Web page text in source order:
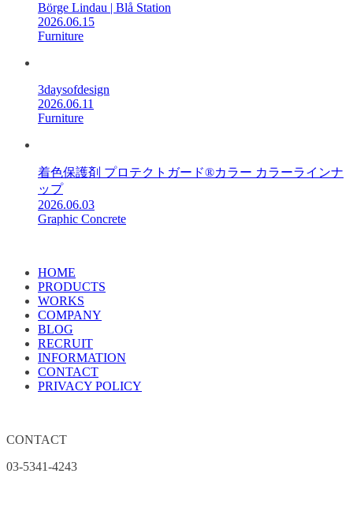
Börge Lindau | Blå Station
2026.06.15
Furniture
3daysofdesign
2026.06.11
Furniture
着色保護剤 プロテクトガード®カラー カラーラインナ
ップ
2026.06.03
Graphic Concrete
HOME
PRODUCTS
WORKS
COMPANY
BLOG
RECRUIT
INFORMATION
CONTACT
PRIVACY POLICY
CONTACT
03-5341-4243